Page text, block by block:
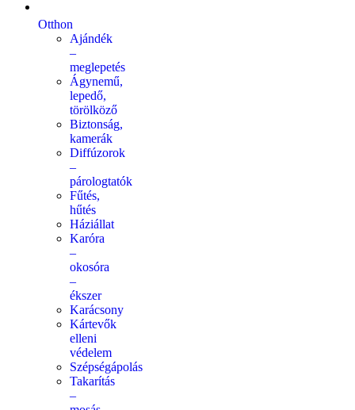
Otthon
Ajándék
–
meglepetés
Ágynemű,
lepedő,
törölköző
Biztonság,
kamerák
Diffúzorok
–
párologtatók
Fűtés,
hűtés
Háziállat
Karóra
–
okosóra
–
ékszer
Karácsony
Kártevők
elleni
védelem
Szépségápolás
Takarítás
–